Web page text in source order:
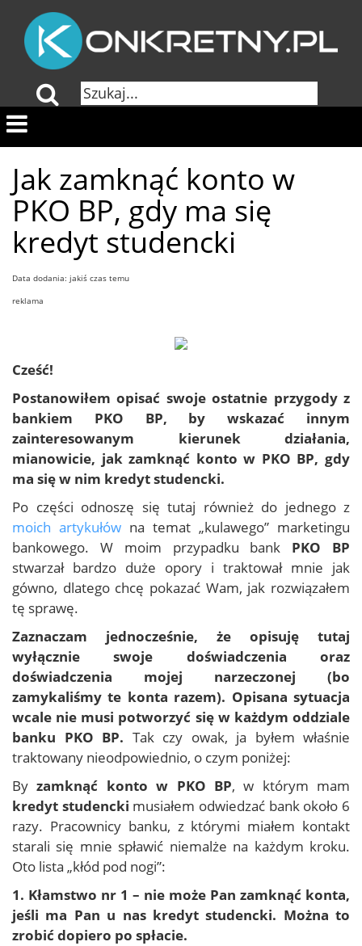
Jak zamknąć konto w
PKO BP, gdy ma się
kredyt studencki
Data dodania: jakiś czas temu
reklama
Cześć!
Postanowiłem opisać swoje ostatnie przygody z
bankiem PKO BP, by wskazać innym
zainteresowanym kierunek działania,
mianowicie, jak zamknąć konto w PKO BP, gdy
ma się w nim kredyt studencki.
Po części odnoszę się tutaj również do jednego z
moich artykułów na temat „kulawego” marketingu
bankowego. W moim przypadku bank PKO BP
stwarzał bardzo duże opory i traktował mnie jak
gówno, dlatego chcę pokazać Wam, jak rozwiązałem
tę sprawę.
Zaznaczam jednocześnie, że opisuję tutaj
wyłącznie swoje doświadczenia oraz
doświadczenia mojej narzeczonej (bo
zamykaliśmy te konta razem). Opisana sytuacja
wcale nie musi potworzyć się w każdym oddziale
banku PKO BP. Tak czy owak, ja byłem właśnie
traktowany nieodpowiednio, o czym poniżej:
Byzamknąć konto w PKO BP, w którym mam
kredyt studencki musiałem odwiedzać bank około 6
razy. Pracownicy banku, z którymi miałem kontakt
starali się mnie spławić niemalże na każdym kroku.
Oto lista „kłód pod nogi”:
1. Kłamstwo nr 1 – nie może Pan zamknąć konta,
jeśli ma Pan u nas kredyt studencki. Można to
zrobić dopiero po spłacie.